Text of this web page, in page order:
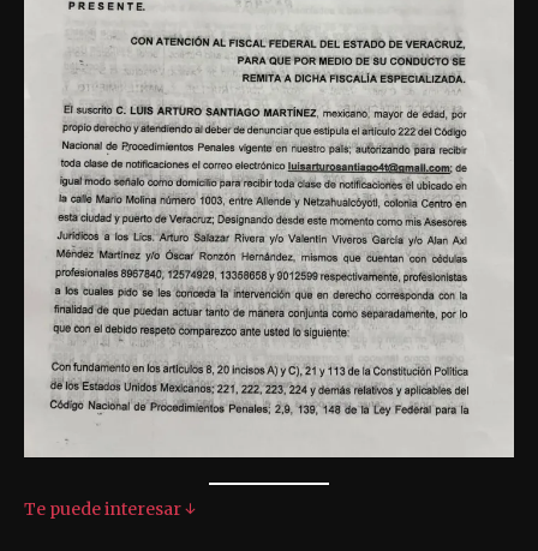
Te puede interesar ↓